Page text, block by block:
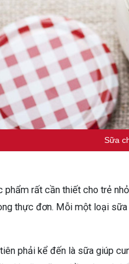
Sữa
phẩm rất cần thiết cho trẻ
thực đơn. Mỗi một loại
phải kể đến là sữa giúp